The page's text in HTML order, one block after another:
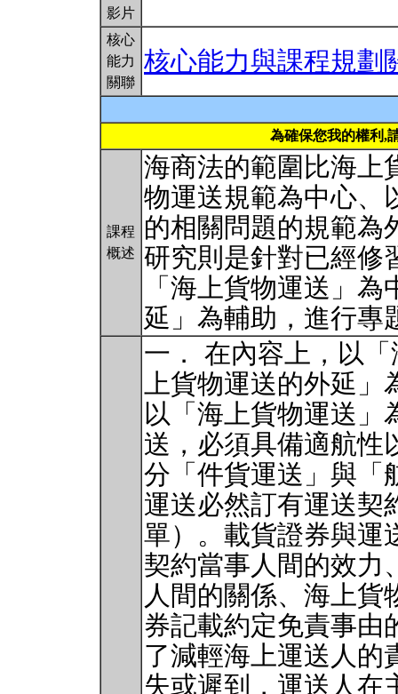
影片
核心
能力
關聯
核心能力與課程規劃
為確保您我的權利,
課程
概述
海商法的範圍比海上
物運送規範為中心、
的相關問題的規範為
研究則是針對已經修
「海上貨物運送」
延」為輔助，進行
一． 在內容上，以
上貨物運送的外延」
以「海上貨物運送」
送，必須具備適航性
分「件貨運送」與「
運送必然訂有運送契
單）。載貨證券與運
契約當事人間的效力
人間的關係、海上貨
券記載約定免責事由
了減輕海上運送人的
失或遲到，運送人在